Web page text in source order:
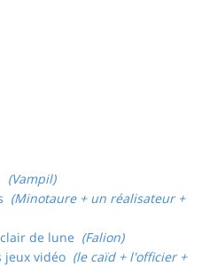
(Vampil)
(Minotaure + un réalisateur +
de lune (Falion)
jeux vidéo (le caïd + l'officier +